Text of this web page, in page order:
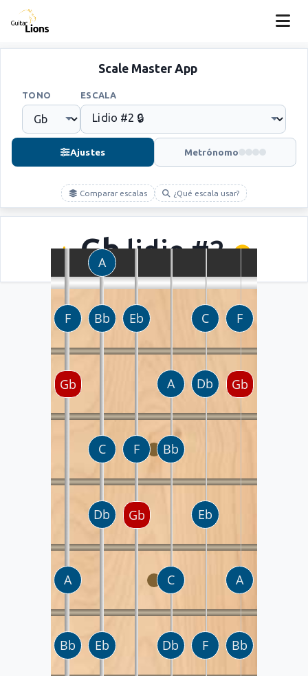
Scale Master App
TONO ESCALA
Ajustes Metrónomo
Comparar escalas ¿Qué escala usar?
Gblidio #2